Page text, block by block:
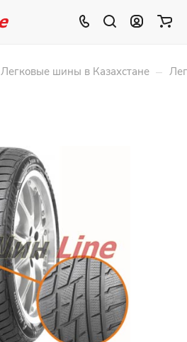
Легковые шины в Казахстане –